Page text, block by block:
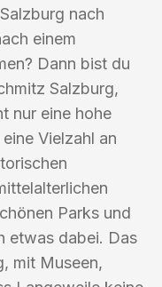
nach
einem
Dann bist du
Salzburg,
nur eine hohe
Vielzahl an
Parks und
etwas dabei. Das
mit Museen,